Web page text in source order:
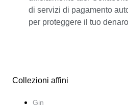
di servizi di pagamento
per proteggere il tuo
Collezioni affini
Gin